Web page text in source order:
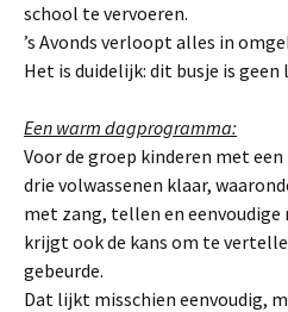
school te vervoeren.
’s Avonds verloopt alles in
Het is duidelijk: dit busje is geen
Een warm dagprogramma:
Voor de groep kinderen met
drie volwassenen klaar,
met zang, tellen en
krijgt ook de kans om te
gebeurde.
Dat lijkt misschien eenvoudig,